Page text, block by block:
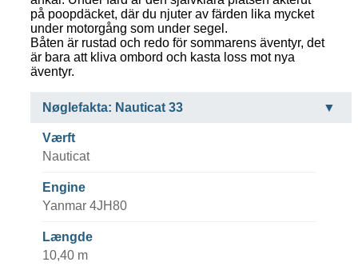
på poopdäcket, där du njuter av färden lika mycket
under motorgång som under segel.
Båten är rustad och redo för sommarens äventyr, det
är bara att kliva ombord och kasta loss mot nya
äventyr.
Nøglefakta: Nauticat 33
Værft
Nauticat
Engine
Yanmar 4JH80
Længde
10,40 m